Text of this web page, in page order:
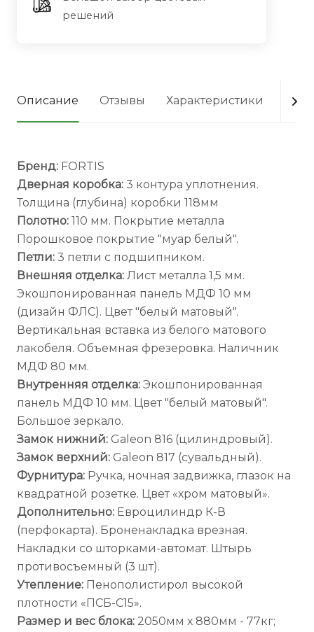
решений
Описание Отзывы Характеристики
Бренд: FORTIS
Дверная коробка: 3 контура уплотнения.
Толщина (глубина) коробки 118мм
Полотно: 110 мм. Покрытие металла
Порошковое покрытие "муар белый".
Петли: 3 петли с подшипником.
Внешняя отделка: Лист металла 1,5 мм.
Экошпонированная панель МДФ 10 мм
(дизайн ФЛС). Цвет "белый матовый".
Вертикальная вставка из белого матового
лакобеля. Объемная фрезеровка. Наличник
МДФ 80 мм.
Внутренняя отделка: Экошпонированная
панель МДФ 10 мм. Цвет "белый матовый".
Большое зеркало.
Замок нижний: Galeon 816 (цилиндровый).
Замок верхний: Galeon 817 (сувальдный).
Фурнитура: Ручка, ночная задвижка, глазок на
квадратной розетке. Цвет «хром матовый».
Дополнительно: Евроцилиндр К-В
(перфокарта). Броненакладка врезная.
Накладки со шторками-автомат. Штырь
противосъемный (3 шт).
Утепление: Пенополистирол высокой
плотности «ПСБ-С15».
Размер и вес блока: 2050мм х 880мм - 77кг;